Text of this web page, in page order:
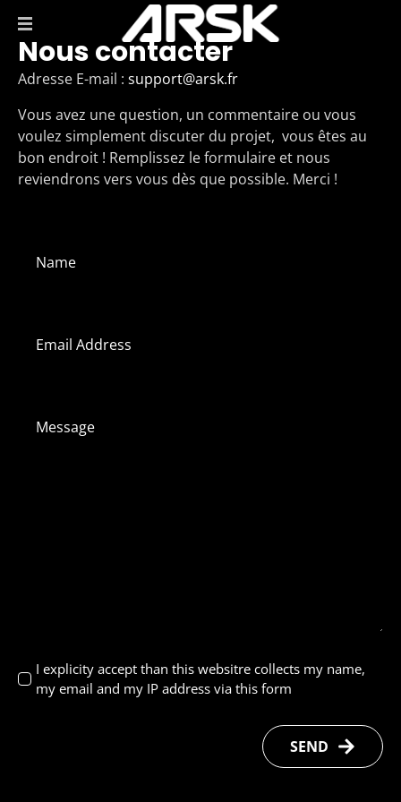
Skip
to
main
content
Nous contacter
Adresse E-mail : support@arsk.fr
Vous avez une question, un commentaire ou vous
voulez simplement discuter du projet, vous êtes au
bon endroit ! Remplissez le formulaire et nous
reviendrons vers vous dès que possible. Merci !
Accept
*
I explicity accept than this websitre collects my name,
my email and my IP address via this form
SEND